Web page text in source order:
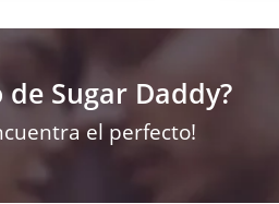
Sugar Daddy?
el perfecto!